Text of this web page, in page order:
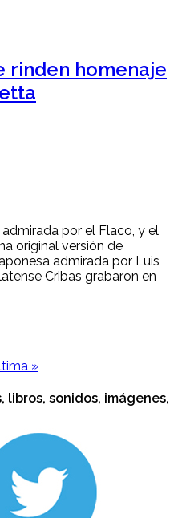
rinden homenaje
por el Flaco, y el
original versión de
admirada por Luis
Cribas grabaron en
»
sonidos, imágenes,